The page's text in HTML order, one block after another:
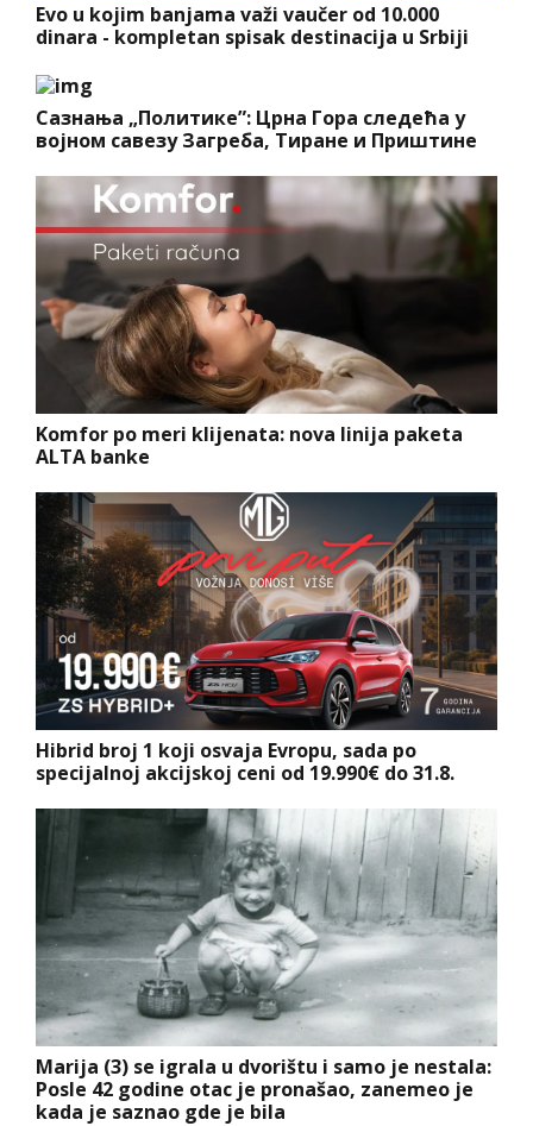
Evo u kojim banjama važi vaučer od 10.000
dinara - kompletan spisak destinacija u Srbiji
Сазнања „Политике”: Црна Гора следећа у
војном савезу Загреба, Тиране и Приштине
Komfor po meri klijenata: nova linija paketa
ALTA banke
Hibrid broj 1 koji osvaja Evropu, sada po
specijalnoj akcijskoj ceni od 19.990€ do 31.8.
Marija (3) se igrala u dvorištu i samo je nestala:
Posle 42 godine otac je pronašao, zanemeo je
kada je saznao gde je bila